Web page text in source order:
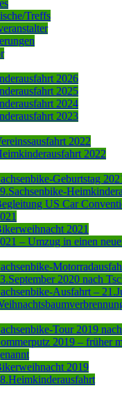
Treffs
2026
2025
2024
2023
2022
2022
Geburtstag
US Car
2021
– Umzug in einen
2020 nach
Ausfahrt –
Tour 2019
2019 – früher
2019